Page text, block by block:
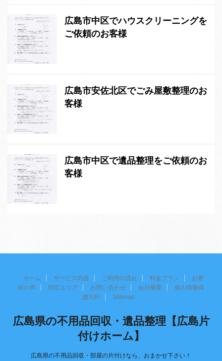
広島市中区でハウスクリーニングを
ご依頼のお客様
広島市安佐北区でごみ屋敷整理のお
客様
広島市中区で遺品整理をご依頼のお
客様
ホーム サービス内容 ご利用の流れ 料金プラン
お客
様の声
対応エリア お問い合わせ 会社概要
個人情報保
護方針
Sitemap
広島県の不用品回収・遺品整理【広島片
付けホーム】
広島県の不用品回収・部屋の片付けなら、おまかせ下さい！